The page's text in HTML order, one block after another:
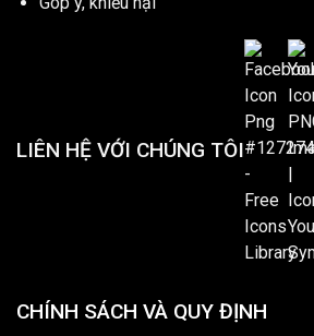
LIÊN HỆ VỚI CHÚNG TÔI
CHÍNH SÁCH VÀ QUY ĐỊNH